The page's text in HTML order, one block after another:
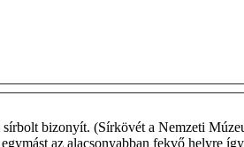
bizonyít. (Sírkövét a Nemzeti
az alacsonyabban fekvő helyre